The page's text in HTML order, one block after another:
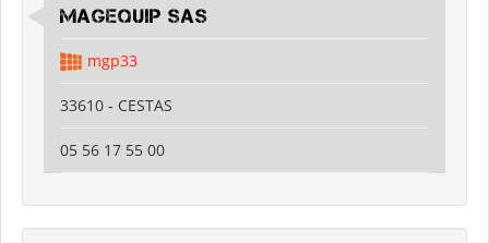
MAGEQUIP SAS
mgp33
33610 - CESTAS
05 56 17 55 00